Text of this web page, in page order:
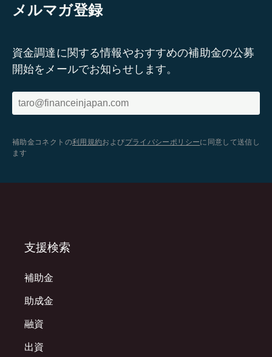
メルマガ登録
資金調達に関する情報やおすすめの補助金の公募
開始をメールでお知らせします。
補助金コネクトの利用規約およびプライバシーポリシーに同意して送信し
ます
支援検索
補助金
助成金
融資
出資